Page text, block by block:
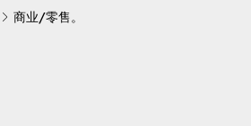
商业/零售。